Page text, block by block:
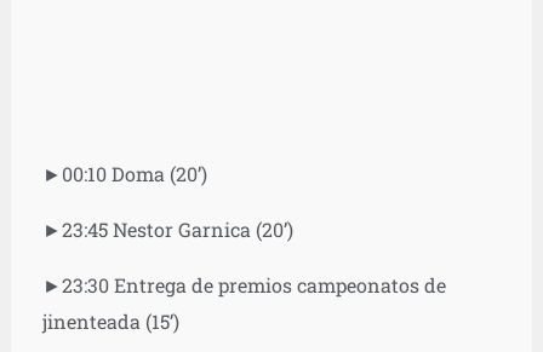
►00:10 Doma (20’)
►23:45 Nestor Garnica (20’)
►23:30 Entrega de premios campeonatos de
jinenteada (15’)